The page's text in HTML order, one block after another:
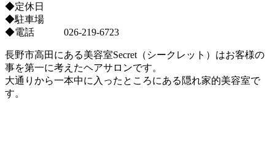
◆定休日
◆駐車場
◆電話 026-219-6723
長野市高田にある美容室Secret（シークレット）はお客様の
事を第一に考えたヘアサロンです。
大通りから一本中に入ったところにある隠れ家的美容室で
す。